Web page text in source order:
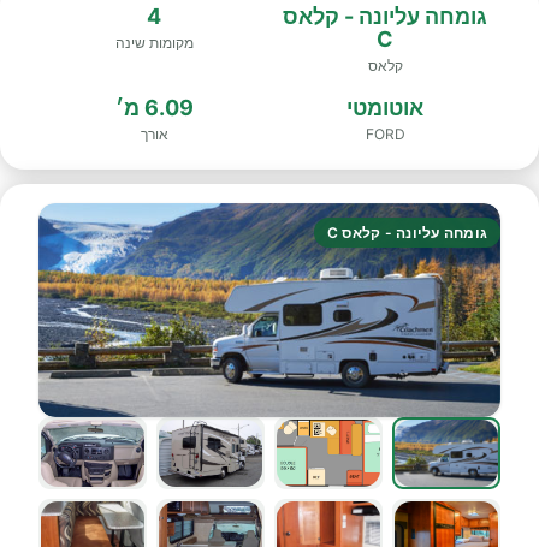
גומחה עליונה - קלאס
C
קלאס
4
מקומות שינה
אוטומטי
FORD
6.09 מ׳
אורך
גומחה עליונה - קלאס C